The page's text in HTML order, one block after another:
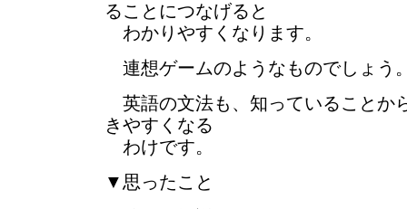
ることにつなげると
わかりやすくなります。
連想ゲームのようなものでしょう
英語の文法も、知っていることか
きやすくなる
わけです。
▼思ったこと